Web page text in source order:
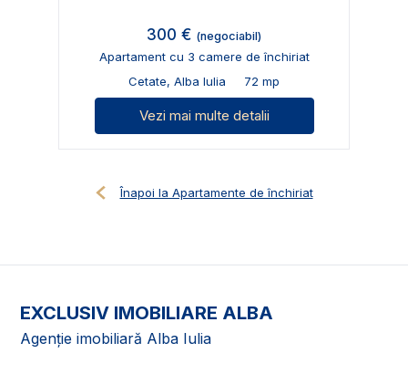
300 € (negociabil)
Apartament cu 3 camere de închiriat
Cetate, Alba Iulia
72 mp
Vezi mai multe detalii
Înapoi la Apartamente de închiriat
EXCLUSIV IMOBILIARE ALBA
Agenție imobiliară Alba Iulia